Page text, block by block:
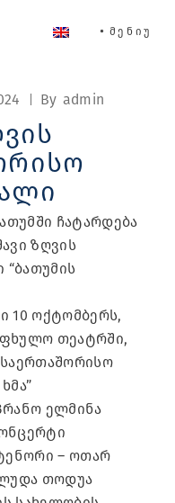
ᲛᲔᲜᲘᲣ
By admin
ჩატარდება
ზღვის
10 ოქტომბერს,
თეატრში,
ელმინა
– ოთარ
თოდუა